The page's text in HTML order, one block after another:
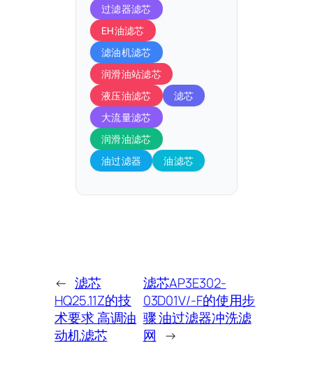
过滤器滤芯
EH油滤芯
滤油机滤芯
润滑油站滤芯
液压油滤芯
滤芯
大流量滤芯
润滑油滤芯
油过滤器
油滤芯
← 滤芯
HQ25.11Z的技
术要求 高调油
动机滤芯
滤芯AP3E302-
03D01V/-F的使用步
骤 油过滤器冲洗滤
网 →